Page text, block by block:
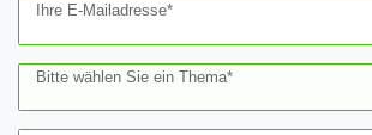
Ihre E-Mailadresse*
Bitte wählen Sie ein Thema*